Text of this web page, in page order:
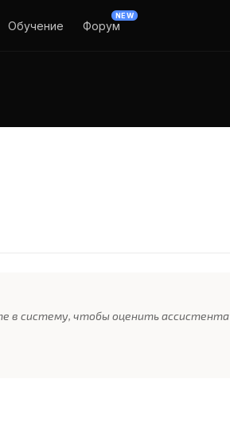
Обучение Форум
NEW
в систему, чтобы оценить ассистента